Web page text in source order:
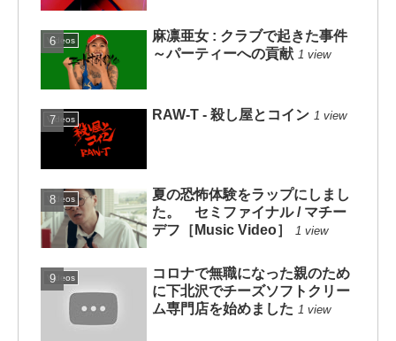
Videos
麻凛亜女 : クラブで起きた事件
～パーティーへの貢献 1 view
Videos RAW-T - 殺し屋とコイン 1 view
Videos
夏の恐怖体験をラップにしまし
た。 セミファイナル / マチー
デフ［Music Video］
1 view
Videos
コロナで無職になった親のため
に下北沢でチーズソフトクリー
ム専門店を始めました 1 view